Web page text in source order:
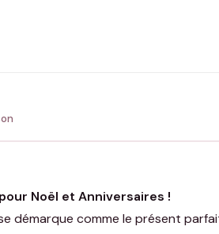
Noël et Anniversaires !
démarque comme le présent